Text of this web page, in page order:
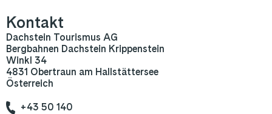
Kontakt
Dachstein Tourismus AG
Bergbahnen Dachstein Krippenstein
Winkl 34
4831 Obertraun am Hallstättersee
Österreich
+43 50 140